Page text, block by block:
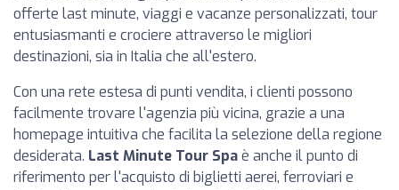
offerte last minute, viaggi e vacanze personalizzati, tour
entusiasmanti e crociere attraverso le migliori
destinazioni, sia in Italia che all'estero.
Con una rete estesa di punti vendita, i clienti possono
facilmente trovare l'agenzia più vicina, grazie a una
homepage intuitiva che facilita la selezione della regione
desiderata. Last Minute Tour Spaè anche il punto di
riferimento per l'acquisto di biglietti aerei, ferroviari e